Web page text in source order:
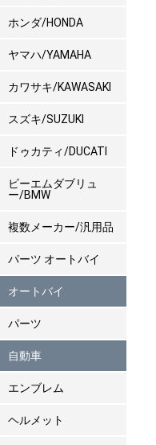
ホンダ/HONDA
ヤマハ/YAMAHA
カワサキ/KAWASAKI
スズキ/SUZUKI
ドゥカティ/DUCATI
ビーエムダブリュ
ー/BMW
複数メーカー/汎用品
パーツ オートバイ
オートバイ
パーツ
自動車
エンブレム
ヘルメット